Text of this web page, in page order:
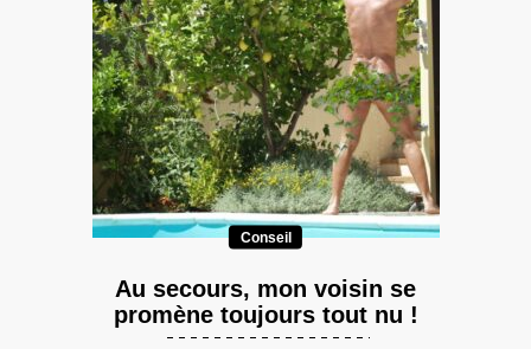
Conseil
Au secours, mon voisin se
promène toujours tout nu !